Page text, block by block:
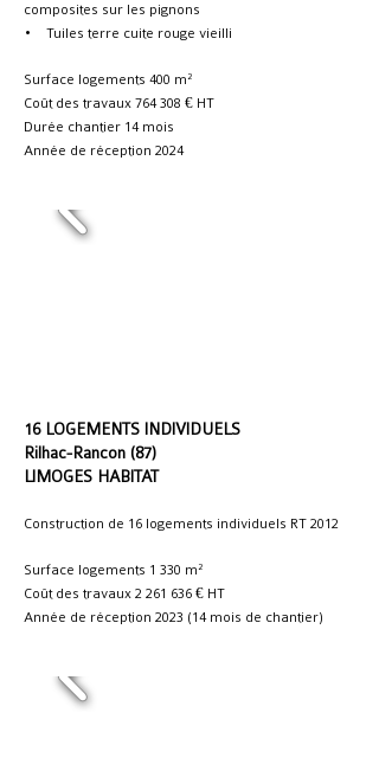
composites sur les pignons
• Tuiles terre cuite rouge vieilli
Surface logements 400 m²
Coût des travaux 764 308 € HT
Durée chantier 14 mois
Année de réception 2024
16 LOGEMENTS INDIVIDUELS
Rilhac-Rancon (87)
LIMOGES HABITAT
Construction de 16 logements individuels RT 2012
Surface logements 1 330 m²
Coût des travaux 2 261 636 € HT
Année de réception 2023 (14 mois de chantier)